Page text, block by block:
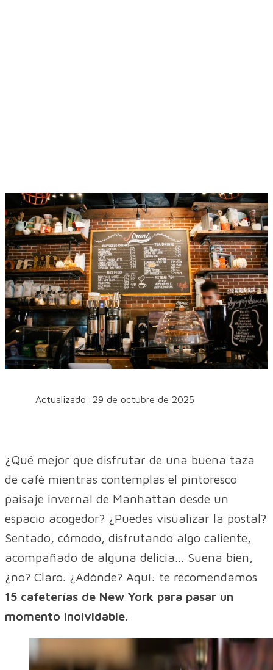
Actualizado: 29 de octubre de 2025
¿Qué mejor que disfrutar de una buena taza
de café mientras contemplas el pintoresco
paisaje invernal de Manhattan desde un
espacio acogedor? ¿Puedes visualizar la postal?
Sentado, cómodo, disfrutando algo caliente,
acompañado de alguna delicia... Suena bien,
¿no? Claro. ¿Adónde? Aquí: te recomendamos
15 cafeterías de New York para pasar un
momento inolvidable.